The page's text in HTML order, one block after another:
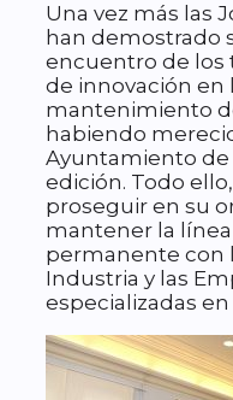
Una vez más las
han demostrado
encuentro de los
de innovación en
mantenimiento
habiendo
Ayuntamiento de
edición. Todo
proseguir en su
mantener la
permanente con
Industria y las
especializadas